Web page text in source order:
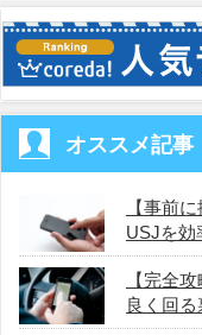
オススメ記事
【事前
USJを
【完全
良く回